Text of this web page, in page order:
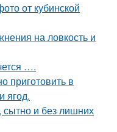
от кубинской
на ловкость и
….
приготовить в
ягод.
сытно и без лишних